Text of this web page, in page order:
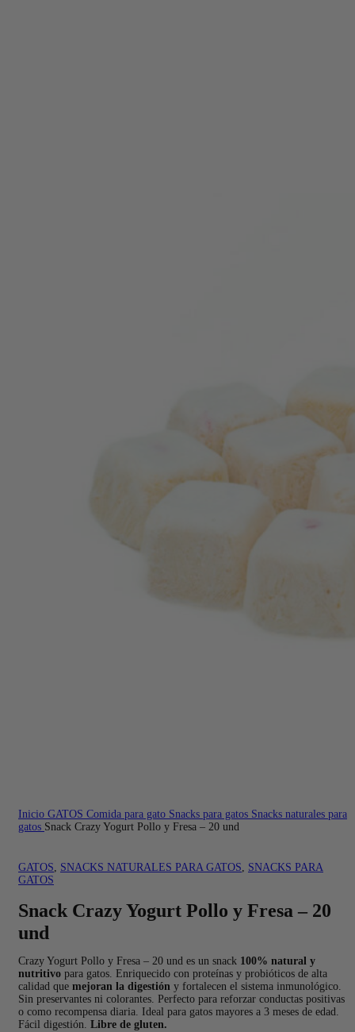
Inicio GATOS Comida para gato Snacks para gatos Snacks naturales para
gatos Snack Crazy Yogurt Pollo y Fresa – 20 und
GATOS, SNACKS NATURALES PARA GATOS, SNACKS PARA
GATOS
Snack Crazy Yogurt Pollo y Fresa – 20
und
Crazy Yogurt Pollo y Fresa – 20 und es un snack 100% natural y
nutritivo para gatos. Enriquecido con proteínas y probióticos de alta
calidad que mejoran la digestión y fortalecen el sistema inmunológico.
Sin preservantes ni colorantes. Perfecto para reforzar conductas positivas
o como recompensa diaria. Ideal para gatos mayores a 3 meses de edad.
Fácil digestión. Libre de gluten.